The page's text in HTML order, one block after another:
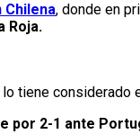
Chilena, donde en
Roja.
lo tiene considerado
por 2-1 ante